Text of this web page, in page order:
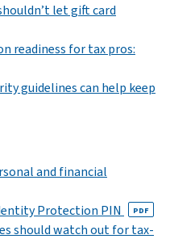
let gift card
readiness for tax pros:
guidelines can help keep
and financial
Protection PIN PDF
should watch out for tax-